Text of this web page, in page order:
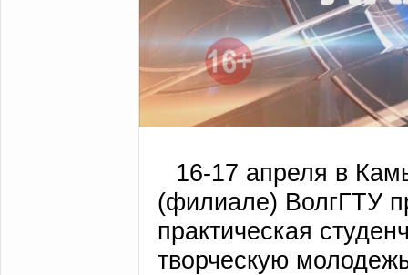
16-17 апреля в
(филиале) ВолгГТУ
практическая
творческую